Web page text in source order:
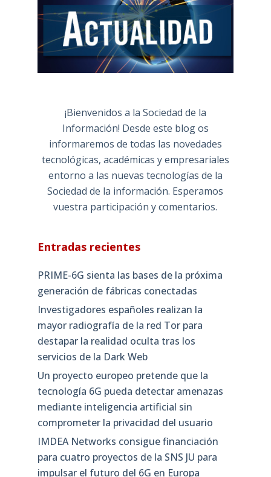
¡Bienvenidos a la Sociedad de la
Información! Desde este blog os
informaremos de todas las novedades
tecnológicas, académicas y empresariales
entorno a las nuevas tecnologías de la
Sociedad de la información. Esperamos
vuestra participación y comentarios.
Entradas recientes
PRIME-6G sienta las bases de la próxima
generación de fábricas conectadas
Investigadores españoles realizan la
mayor radiografía de la red Tor para
destapar la realidad oculta tras los
servicios de la Dark Web
Un proyecto europeo pretende que la
tecnología 6G pueda detectar amenazas
mediante inteligencia artificial sin
comprometer la privacidad del usuario
IMDEA Networks consigue financiación
para cuatro proyectos de la SNS JU para
impulsar el futuro del 6G en Europa